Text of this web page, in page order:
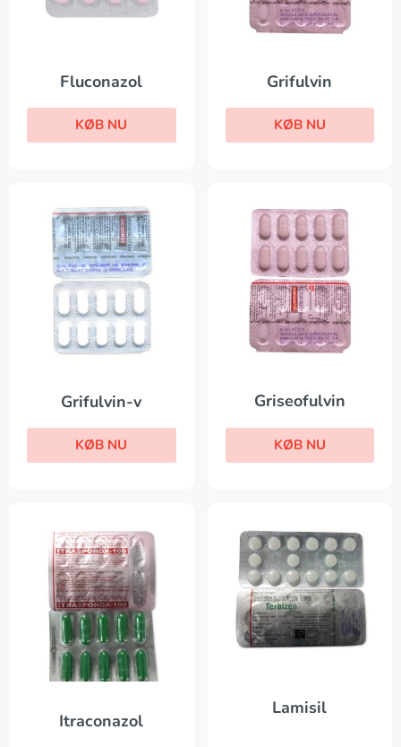
Fluconazol
KØB NU
Grifulvin
KØB NU
Grifulvin-v
KØB NU
Griseofulvin
KØB NU
Itraconazol
Lamisil